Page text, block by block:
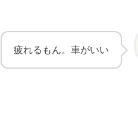
疲れるもん。車がいい